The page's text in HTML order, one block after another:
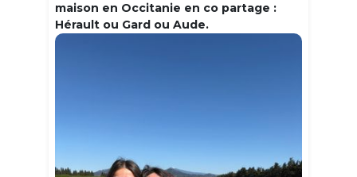
maison en Occitanie en co partage :
Hérault ou Gard ou Aude.